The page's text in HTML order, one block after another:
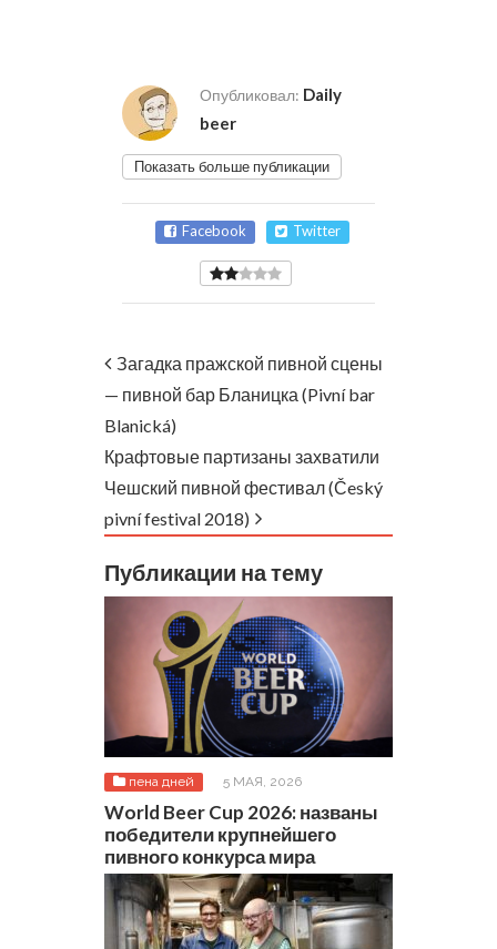
Опубликовал: Daily
beer
Показать больше публикации
Facebook Twitter
Загадка пражской пивной сцены
— пивной бар Бланицка (Pivní bar
Blanická)
Крафтовые партизаны захватили
Чешский пивной фестивал (Český
pivní festival 2018)
Публикации на тему
пена дней 5 МАЯ, 2026
World Beer Cup 2026: названы
победители крупнейшего
пивного конкурса мира